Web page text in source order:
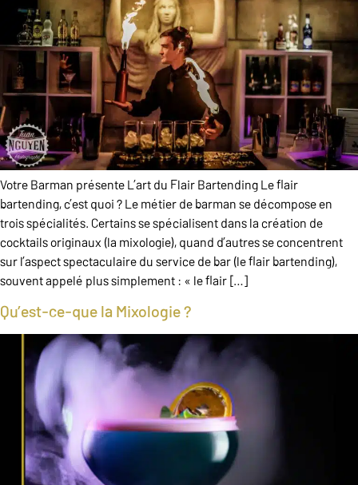
Votre Barman présente L’art du Flair Bartending Le flair
bartending, c’est quoi ?​ Le métier de barman se décompose en
trois spécialités. Certains se spécialisent dans la création de
cocktails originaux (la mixologie), quand d’autres se concentrent
sur l’aspect spectaculaire du service de bar (le flair bartending),
souvent appelé plus simplement : « le flair […]
Qu’est-ce-que la Mixologie ?